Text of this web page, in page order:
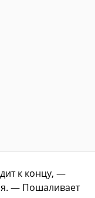
к концу, —
— Пошаливает